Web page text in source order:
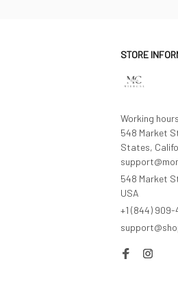
STORE
Working
548 Market
States,
548 Market
USA
+1 (844)